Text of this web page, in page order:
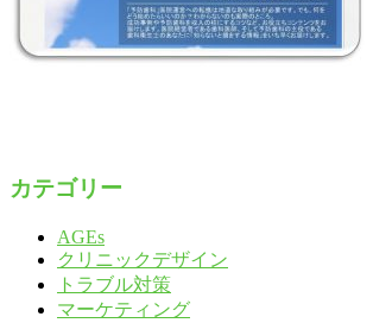
カテゴリー
AGEs
クリニックデザイン
トラブル対策
マーケティング